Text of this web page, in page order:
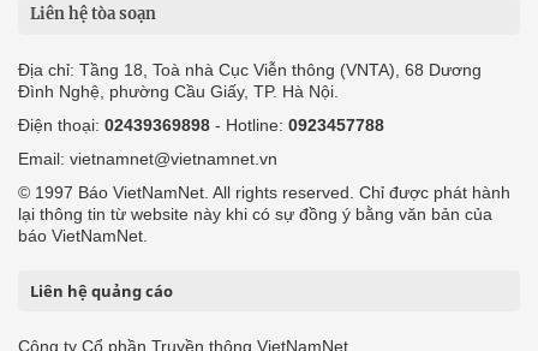
Liên hệ tòa soạn
Địa chỉ: Tầng 18, Toà nhà Cục Viễn thông (VNTA), 68 Dương
Đình Nghệ, phường Cầu Giấy, TP. Hà Nội.
Điện thoại: 02439369898 - Hotline: 0923457788
Email: vietnamnet@vietnamnet.vn
© 1997 Báo VietNamNet. All rights reserved. Chỉ được phát hành
lại thông tin từ website này khi có sự đồng ý bằng văn bản của
báo VietNamNet.
Liên hệ quảng cáo
Công ty Cổ phần Truyền thông VietNamNet